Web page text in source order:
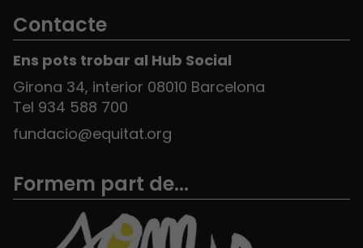
Contacte
Ens pots trobar al Hub Social
Girona 34, interior 08010 Barcelona
Tel 934 588 700
fundacio@equitat.org
Formem part de...